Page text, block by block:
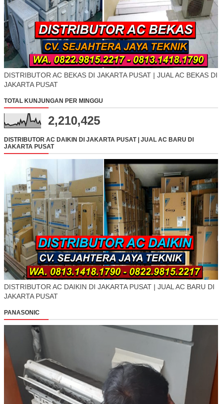
DISTRIBUTOR AC BEKAS DI JAKARTA PUSAT | JUAL AC BEKAS DI
JAKARTA PUSAT
TOTAL KUNJUNGAN PER MINGGU
2,210,425
DISTRIBUTOR AC DAIKIN DI JAKARTA PUSAT | JUAL AC BARU DI
JAKARTA PUSAT
DISTRIBUTOR AC DAIKIN DI JAKARTA PUSAT | JUAL AC BARU DI
JAKARTA PUSAT
PANASONIC